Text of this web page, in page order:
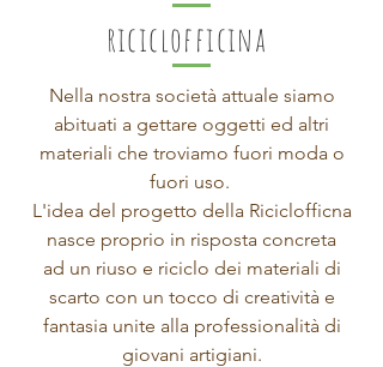
riciclofficina
Nella nostra società attuale siamo
abituati a gettare oggetti ed altri
materiali che troviamo fuori moda o
fuori uso.
L'idea del progetto della Riciclofficna
nasce proprio in risposta concreta
ad un riuso e riciclo dei materiali di
scarto con un tocco di creatività e
fantasia unite alla professionalità di
giovani artigiani.